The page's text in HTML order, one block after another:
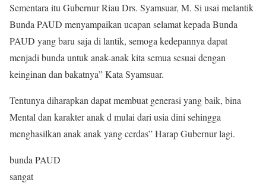
Sementara itu Gubernur Riau Drs. Syamsuar, M. Si usai melantik
Bunda PAUD menyampaikan ucapan selamat kepada Bunda
PAUD yang baru saja di lantik, semoga kedepannya dapat
menjadi bunda untuk anak-anak kita semua sesuai dengan
keinginan dan bakatnya” Kata Syamsuar.
Tentunya diharapkan dapat membuat generasi yang baik, bina
Mental dan karakter anak d mulai dari usia dini sehingga
menghasilkan anak anak yang cerdas” Harap Gubernur lagi.
bunda PAUD
sangat